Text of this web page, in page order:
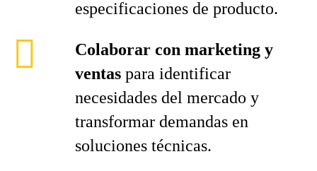
especificaciones de producto.
Colaborar con marketing y
ventas para identificar
necesidades del mercado y
transformar demandas en
soluciones técnicas.